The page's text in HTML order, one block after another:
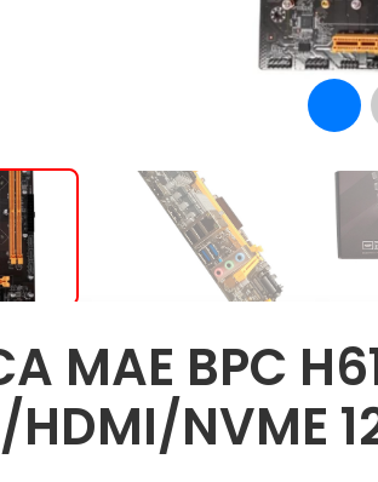
MAE BPC
NVME